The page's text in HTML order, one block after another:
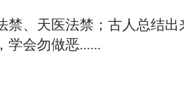
之言：(圣贤之法，为而不争)，真
，故天地莫能与之战)。
息。众人皆知，乃大争。人，必
怀坦荡，厚道平静的供气量；有泰
禁、天医法禁；古人总结出
学会勿做恶......